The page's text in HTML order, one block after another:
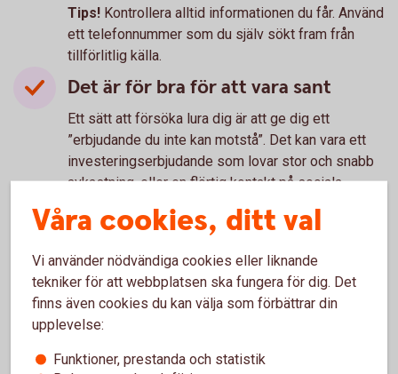
Tips! Kontrollera alltid informationen du får. Använd
ett telefonnummer som du själv sökt fram från
tillförlitlig källa.
Det är för bra för att vara sant
Ett sätt att försöka lura dig är att ge dig ett
”erbjudande du inte kan motstå”. Det kan vara ett
investeringserbjudande som lovar stor och snabb
avkastning, eller en flörtig kontakt på sociala
Kolla alltid källan om något känns för bra för
att vara sant. Fråga någon du litar på vad de tycker
och tror om erbjudandet.
Våra cookies, ditt val
Vi använder nödvändiga cookies eller liknande
tekniker för att webbplatsen ska fungera för dig. Det
finns även cookies du kan välja som förbättrar din
upplevelse:
Funktioner, prestanda och statistik